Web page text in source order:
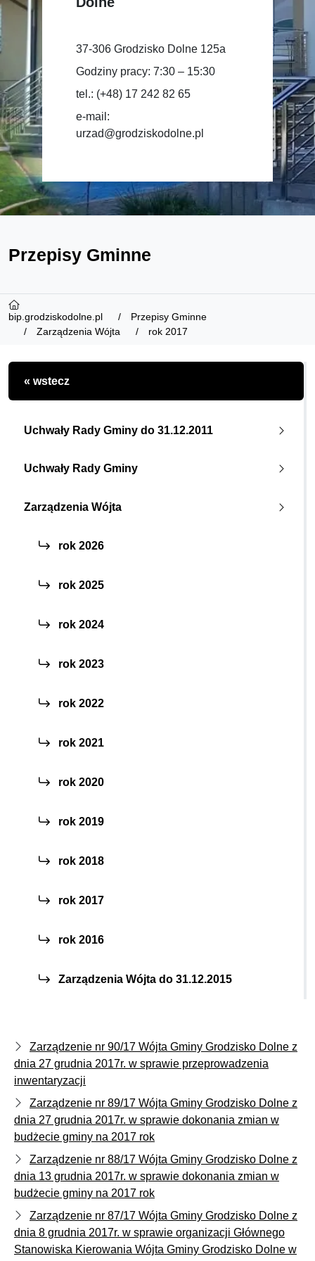
37-306 Grodzisko Dolne 125a
Godziny pracy: 7:30 – 15:30
tel.: (+48) 17 242 82 65
e-mail:
urzad@grodziskodolne.pl
Przepisy Gminne
bip.grodziskodolne.pl
Przepisy Gminne
Zarządzenia Wójta
rok 2017
« wstecz
Uchwały Rady Gminy do 31.12.2011
Uchwały Rady Gminy
Zarządzenia Wójta
rok 2026
rok 2025
rok 2024
rok 2023
rok 2022
rok 2021
rok 2020
rok 2019
rok 2018
rok 2017
rok 2016
Zarządzenia Wójta do 31.12.2015
Zarządzenie nr 90/17 Wójta Gminy Grodzisko Dolne z
dnia 27 grudnia 2017r. w sprawie przeprowadzenia
inwentaryzacji
Zarządzenie nr 89/17 Wójta Gminy Grodzisko Dolne z
dnia 27 grudnia 2017r. w sprawie dokonania zmian w
budżecie gminy na 2017 rok
Zarządzenie nr 88/17 Wójta Gminy Grodzisko Dolne z
dnia 13 grudnia 2017r. w sprawie dokonania zmian w
budżecie gminy na 2017 rok
Zarządzenie nr 87/17 Wójta Gminy Grodzisko Dolne z
dnia 8 grudnia 2017r. w sprawie organizacji Głównego
Stanowiska Kierowania Wójta Gminy Grodzisko Dolne w